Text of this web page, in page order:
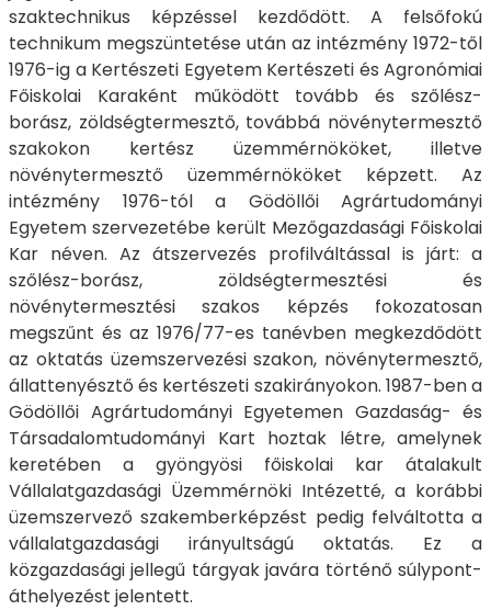
szaktechnikus képzéssel kezdődött. A felsőfokú
technikum megszüntetése után az intézmény 1972-től
1976-ig a Kertészeti Egyetem Kertészeti és Agronómiai
Főiskolai Karaként működött tovább és szőlész-
borász, zöldségtermesztő, továbbá növénytermesztő
szakokon kertész üzemmérnököket, illetve
növénytermesztő üzemmérnököket képzett. Az
intézmény 1976-tól a Gödöllői Agrártudományi
Egyetem szervezetébe került Mezőgazdasági Főiskolai
Kar néven. Az átszervezés profilváltással is járt: a
szőlész-borász, zöldségtermesztési és
növénytermesztési szakos képzés fokozatosan
megszűnt és az 1976/77-es tanévben megkezdődött
az oktatás üzemszervezési szakon, növénytermesztő,
állattenyésztő és kertészeti szakirányokon. 1987-ben a
Gödöllői Agrártudományi Egyetemen Gazdaság- és
Társadalomtudományi Kart hoztak létre, amelynek
keretében a gyöngyösi főiskolai kar átalakult
Vállalatgazdasági Üzemmérnöki Intézetté, a korábbi
üzemszervező szakemberképzést pedig felváltotta a
vállalatgazdasági irányultságú oktatás. Ez a
közgazdasági jellegű tárgyak javára történő súlypont-
áthelyezést jelentett.